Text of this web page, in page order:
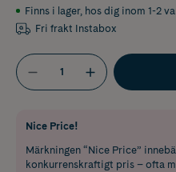
Finns i lager, hos dig inom 1-2
Fri frakt Instabox
Nice Price!
Märkningen “Nice Price”
konkurrenskraftigt pris – ofta